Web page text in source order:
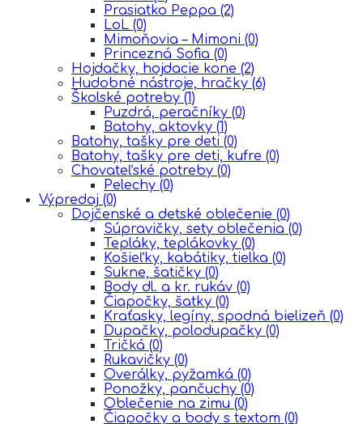
Prasiatko Peppa (2)
LoL (0)
Mimoňovia – Mimoni (0)
Princezná Sofia (0)
Hojdačky, hojdacie kone (2)
Hudobné nástroje, hračky (6)
Školské potreby (1)
Puzdrá, peračníky (0)
Batohy, aktovky (1)
Batohy, tašky pre deti (0)
Batohy, tašky pre deti, kufre (0)
Chovateľské potreby (0)
Pelechy (0)
Výpredaj (0)
Dojčenské a detské oblečenie (0)
Súpravičky, sety oblečenia (0)
Tepláky, teplákovky (0)
Košieľky, kabátiky, tielka (0)
Sukne, šatičky (0)
Body dl. a kr. rukáv (0)
Čiapočky, šatky (0)
Kraťasky, legíny, spodná bielizeň (0)
Dupačky, polodupačky (0)
Tričká (0)
Rukavičky (0)
Overálky, pyžamká (0)
Ponožky, pančuchy (0)
Oblečenie na zimu (0)
Čiapočky a body s textom (0)